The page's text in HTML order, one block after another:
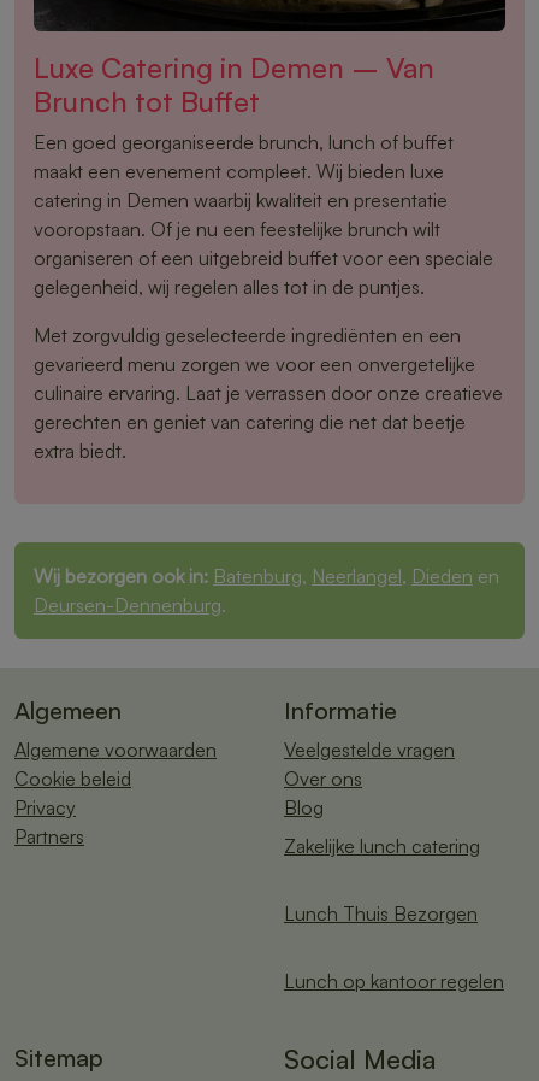
Luxe Catering in Demen – Van
Brunch tot Buffet
Een goed georganiseerde brunch, lunch of buffet
maakt een evenement compleet. Wij bieden luxe
catering in Demen waarbij kwaliteit en presentatie
vooropstaan. Of je nu een feestelijke brunch wilt
organiseren of een uitgebreid buffet voor een speciale
gelegenheid, wij regelen alles tot in de puntjes.
Met zorgvuldig geselecteerde ingrediënten en een
gevarieerd menu zorgen we voor een onvergetelijke
culinaire ervaring. Laat je verrassen door onze creatieve
gerechten en geniet van catering die net dat beetje
extra biedt.
Wij bezorgen ook in: Batenburg, Neerlangel, Dieden en
Deursen-Dennenburg.
Algemeen
Algemene voorwaarden
Cookie beleid
Privacy
Partners
Informatie
Veelgestelde vragen
Over ons
Blog
Zakelijke lunch catering
Lunch Thuis Bezorgen
Lunch op kantoor regelen
Sitemap Social Media